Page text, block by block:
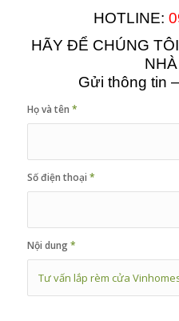
HOTLINE:
HÃY ĐỂ CHÚNG
Gửi thông tin
Họ và tên *
Số điện thoại *
Nội dung*